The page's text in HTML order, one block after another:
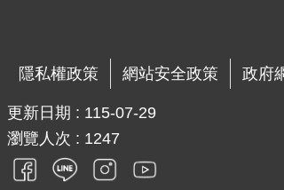
隱私權政策 網站安全政策 政府
更新日期
115-07-29
瀏覽人次
1247